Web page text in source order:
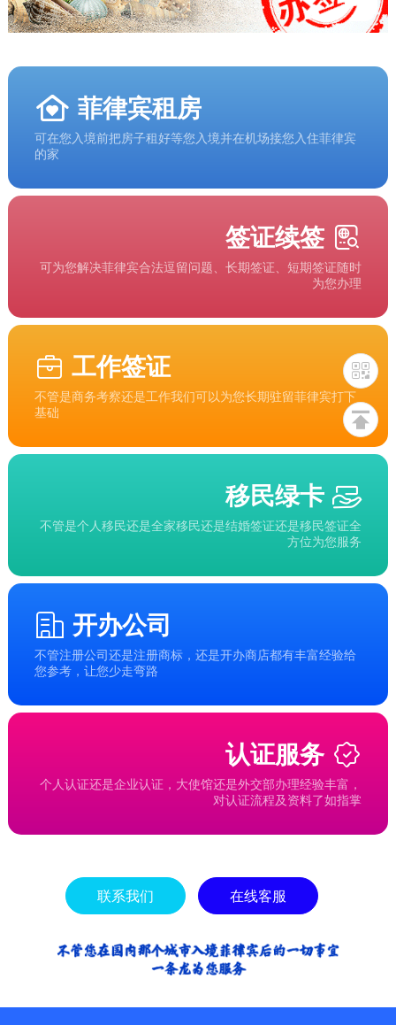
菲律宾租房
可在您入境前把房子租好等您入境并在机场接您入住菲律宾
的家
签证续签
可为您解决菲律宾合法逗留问题、长期签证、短期签证随时
为您办理
工作签证
不管是商务考察还是工作我们可以为您长期驻留菲律宾打下
基础
移民绿卡
不管是个人移民还是全家移民还是结婚签证还是移民签证全
方位为您服务
开办公司
不管注册公司还是注册商标，还是开办商店都有丰富经验给
您参考，让您少走弯路
认证服务
个人认证还是企业认证，大使馆还是外交部办理经验丰富，
对认证流程及资料了如指掌
联系我们 在线客服